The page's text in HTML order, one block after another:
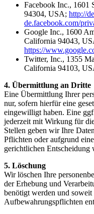
Facebook Inc., 1601
94304, USA; http://
de.facebook.com/
Google Inc., 1600
California 94043,
https://
Twitter, Inc., 1355
California 94103,
4. Übermittlung an Dritte
Eine Übermittlung Ihrer
nur, sofern hierfür eine
eingewilligt haben. Eine
jederzeit mit Wirkung für
Stellen geben wir Ihre
Pflichten oder aufgrund
gerichtlichen Entscheidung
5. Löschung
Wir löschen Ihre
der Erhebung und
benötigt werden und soweit
Aufbewahrungspflichten